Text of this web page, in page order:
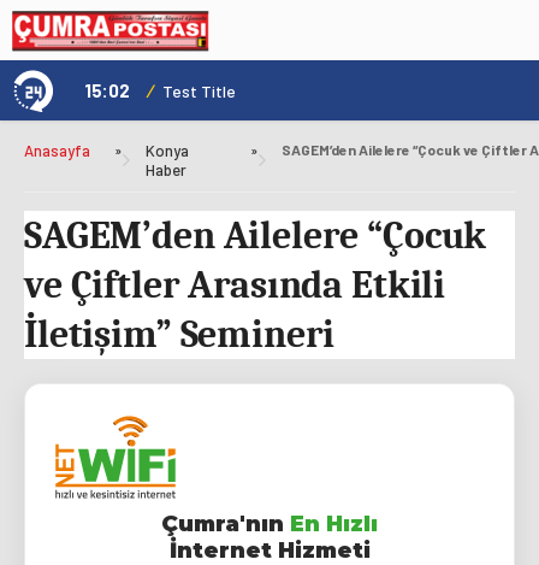
15:02 / Test Title
Anasayfa »
Konya
Haber
»
SAGEM’den Ailelere “Çocuk
ve Çiftler Arasında Etkili
İletişim” Semineri
Çumra'nın En Hızlı
İnternet Hizmeti